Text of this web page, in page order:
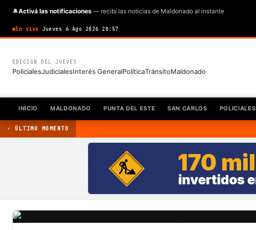
🔔Activá las notificaciones — recibí las noticias de Maldonado al instante
En vivo · Jueves 6 Ago 2026 · 20:57
EDICION DEL JUEVES
PolicialesJudicialesInterés GeneralPolíticaTránsitoMaldonado
INICIO MALDONADO PUNTA DEL ESTE SAN CARLOS POLICIALES
⚡ ÚLTIMO MOMENTO